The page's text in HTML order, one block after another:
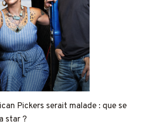
Pickers serait malade : que se
star ?